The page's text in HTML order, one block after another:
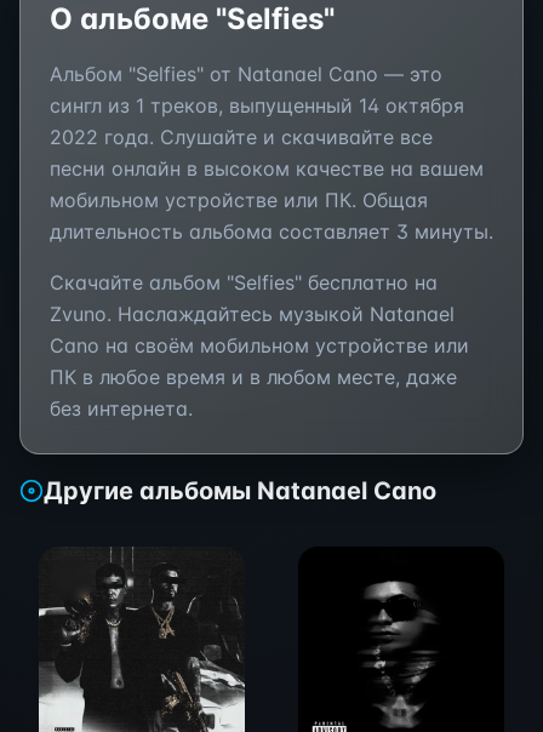
О альбоме "Selfies"
Альбом "Selfies" от Natanael Cano — это
сингл из 1 треков, выпущенный 14 октября
2022 года. Слушайте и скачивайте все
песни онлайн в высоком качестве на вашем
мобильном устройстве или ПК. Общая
длительность альбома составляет 3 минуты.
Скачайте альбом "Selfies" бесплатно на
Zvuno. Наслаждайтесь музыкой Natanael
Cano на своём мобильном устройстве или
ПК в любое время и в любом месте, даже
без интернета.
Другие альбомы Natanael Cano